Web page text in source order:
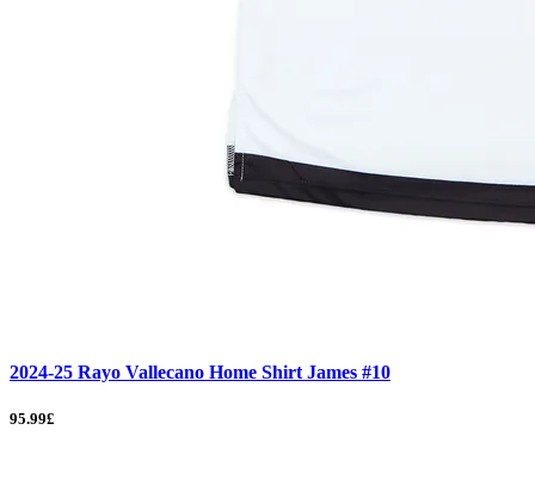
2024-25 Rayo Vallecano Home Shirt James #10
95.99£